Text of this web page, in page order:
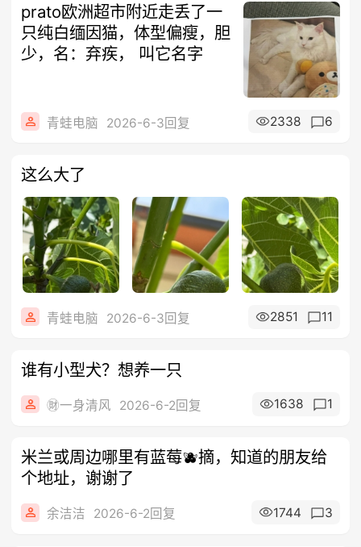
prato欧洲超市附近走丢了一
只纯白缅因猫，体型偏瘦，胆
少，名：弃疾， 叫它名字
青蛙电脑 2026-6-3回复 2338 6
这么大了
青蛙电脑 2026-6-3回复 2851 11
谁有小型犬？想养一只
㊖一身清风 2026-6-2回复 1638 1
米兰或周边哪里有蓝莓🫐摘，知道的朋友给
个地址，谢谢了
余洁洁 2026-6-2回复 1744 3